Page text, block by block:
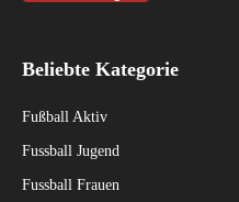
Beliebte Kategorie
Fußball Aktiv
Fussball Jugend
Fussball Frauen